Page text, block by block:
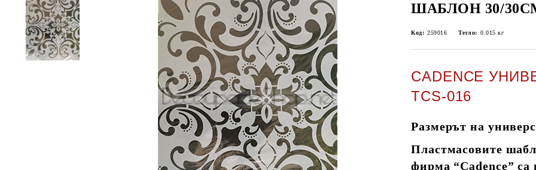
ШАБЛОН 30/30СМ
Код: 259016 Тегло: 0.015 кг
CADENCE
TCS-016
Размерът на
Пластмасовите
фирма “Cadence” са